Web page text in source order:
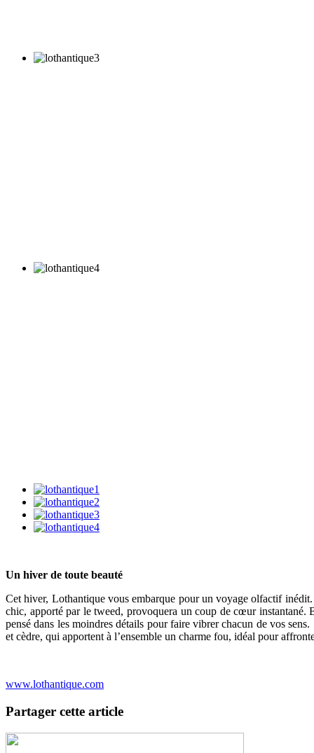
Un hiver de toute beauté
Cet hiver, Lothantique vous embarque pour un voyage olfactif
chic, apporté par le tweed, provoquera un coup de cœur
pensé dans les moindres détails pour faire vibrer chacun de vos
et cèdre, qui apportent à l’ensemble un charme fou, idéal pour
www.lothantique.com
Partager cette article